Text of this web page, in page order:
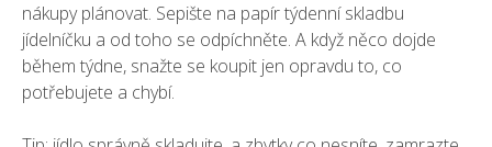
nákupy plánovat. Sepište na papír týdenní skladbu
jídelníčku a od toho se odpíchněte. A když něco dojde
během týdne, snažte se koupit jen opravdu to, co
potřebujete a chybí.